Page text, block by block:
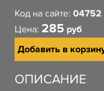
Код на сайте: 04752
Цена: 285 руб
Добавить в
ОПИСАНИЕ